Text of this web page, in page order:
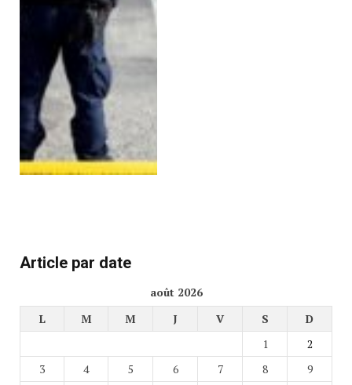
Article par date
août 2026
L
M M J V S
D
1
2
3
4 5 6 7 8
9